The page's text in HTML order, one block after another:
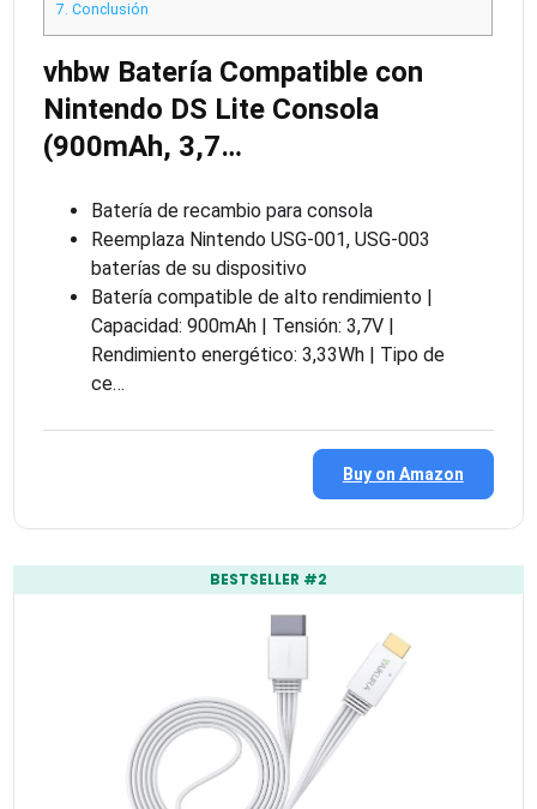
7. Conclusión
vhbw Batería Compatible con
Nintendo DS Lite Consola
(900mAh, 3,7…
Batería de recambio para consola
Reemplaza Nintendo USG-001, USG-003
baterías de su dispositivo
Batería compatible de alto rendimiento |
Capacidad: 900mAh | Tensión: 3,7V |
Rendimiento energético: 3,33Wh | Tipo de
ce…
Buy on Amazon
BESTSELLER #2